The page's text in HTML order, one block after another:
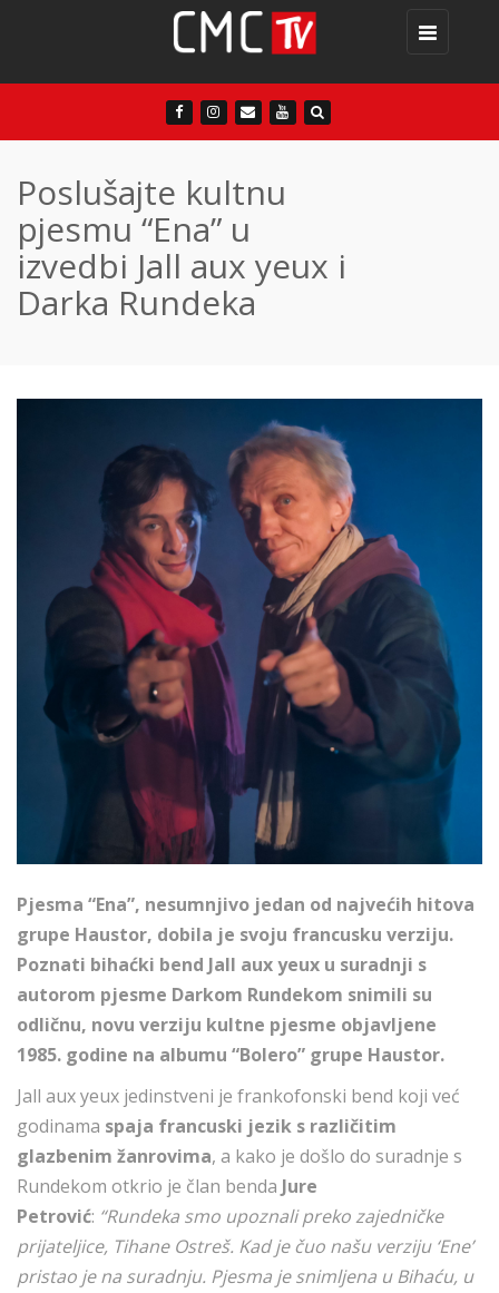
Toggle
Poslušajte kultnu
pjesmu “Ena” u
izvedbi Jall aux yeux i
Darka Rundeka
Pjesma “Ena”, nesumnjivo jedan od najvećih hitova
grupe Haustor, dobila je svoju francusku verziju.
Poznati bihaćki bend Jall aux yeux u suradnji s
autorom pjesme Darkom Rundekom snimili su
odličnu, novu verziju kultne pjesme objavljene
1985. godine na albumu “Bolero” grupe Haustor.
Jall aux yeux jedinstveni je frankofonski bend koji već
godinama spaja francuski jezik s različitim
glazbenim žanrovima, a kako je došlo do suradnje s
Rundekom otkrio je član benda Jure
Petrović: “Rundeka smo upoznali preko zajedničke
prijateljice, Tihane Ostreš. Kad je čuo našu verziju ‘Ene’
pristao je na suradnju. Pjesma je snimljena u Bihaću, u